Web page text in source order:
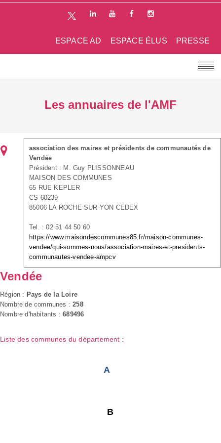
PRESSE
ESPACE ÉLUS
ESPACE AD
Les annuaires de l'AMF
association des maires et présidents de communautés de
Vendée
Président : M. Guy PLISSONNEAU
MAISON DES COMMUNES
65 RUE KEPLER
CS 60239
85006 LA ROCHE SUR YON CEDEX
Tel. : 02 51 44 50 60
https://www.maisondescommunes85.fr/maison-communes-
vendee/qui-sommes-nous/association-maires-et-presidents-
communautes-vendee-ampcv
Vendée
Région : Pays de la Loire
Nombre de communes :258
Nombre d'habitants :689496
Liste des communes du département :
A
B